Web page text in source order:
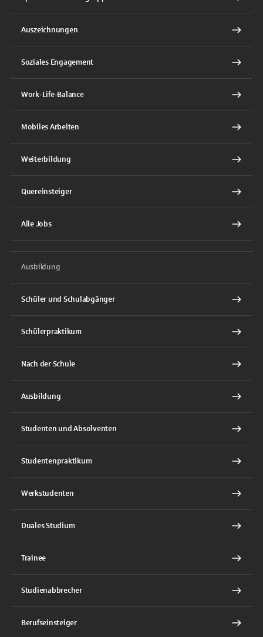
Auszeichnungen
Soziales Engagement
Work-Life-Balance
Mobiles Arbeiten
Weiterbildung
Quereinsteiger
Alle Jobs
Ausbildung
Schüler und Schulabgänger
Schülerpraktikum
Nach der Schule
Ausbildung
Studenten und Absolventen
Studentenpraktikum
Werkstudenten
Duales Studium
Trainee
Studienabbrecher
Berufseinsteiger